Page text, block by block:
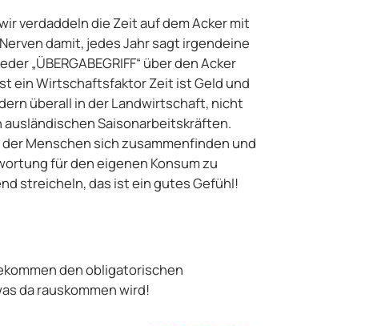
verdaddeln die Zeit auf dem Acker mit
damit, jedes Jahr sagt irgendeine
„ÜBERGABEGRIFF“ über den Acker
ein Wirtschaftsfaktor Zeit ist Geld und
überall in der Landwirtschaft, nicht
ausländischen Saisonarbeitskräften.
Menschen sich zusammenfinden und
für den eigenen Konsum zu
streicheln, das ist ein gutes Gefühl!
den obligatorischen
da rauskommen wird!